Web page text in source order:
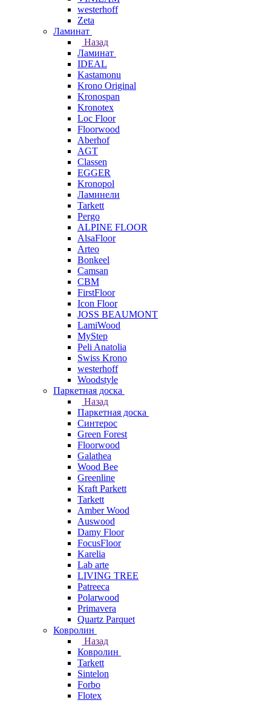
westerhoff
Zeta
Ламинат
Назад
Ламинат
IDEAL
Kastamonu
Krono Original
Kronospan
Kronotex
Loc Floor
Floorwood
Aberhof
AGT
Classen
EGGER
Kronopol
Ламинели
Tarkett
Pergo
ALPINE FLOOR
AlsaFloor
Arteo
Bonkeel
Camsan
CBM
FirstFloor
Icon Floor
JOSS BEAUMONT
LamiWood
MyStep
Peli Anatolia
Swiss Krono
westerhoff
Woodstyle
Паркетная доска
Назад
Паркетная доска
Синтерос
Green Forest
Floorwood
Galathea
Wood Bee
Greenline
Kraft Parkett
Tarkett
Amber Wood
Auswood
Damy Floor
FocusFloor
Karelia
Lab arte
LIVING TREE
Patreeca
Polarwood
Primavera
Quartz Parquet
Ковролин
Назад
Ковролин
Tarkett
Sintelon
Forbo
Flotex